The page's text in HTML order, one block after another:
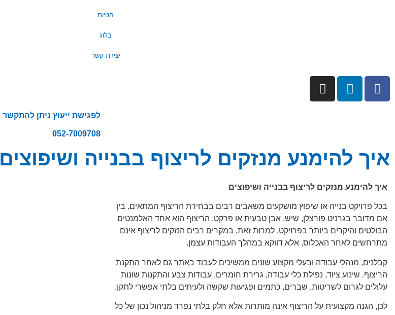
חנויות
בלוג
יצירת קשר
לפגישת ייעוץ ניתן להתקשר
052-7009708
איך להימנע מנזקים לריצוף בבנייה ושיפוצים
איך להימנע מנזקים לריצוף בבנייה ושיפוצים
בכל פרויקט בנייה או שיפוץ מושקעים משאבים רבים בבחירת הריצוף המתאים. בין
אם מדובר בגרניט פורצלן, שיש, אבן טבעית או פרקט, הריצוף הוא אחד האלמנטים
הבולטים והיקרים ביותר בפרויקט. למרות זאת, במקרים רבים הנזקים לריצוף אינם
מתרחשים לאחר האכלוס, אלא דווקא במהלך העבודות עצמן.
קבלנים, מנהלי עבודה ובעלי מקצוע שונים ממשיכים לעבוד באתר גם לאחר התקנת
הריצוף. שינוע ציוד, נפילת כלי עבודה, גרירת חומרים, עבודות צבע והתקנות שונות
עלולים לגרום לשריטות, שברים, כתמים ופגיעות שקשה ולעיתים בלתי אפשרי לתקן.
לכן, הגנה מקצועית על הריצוף אינה מותרות אלא חלק בלתי נפרד מניהול נכון של כל